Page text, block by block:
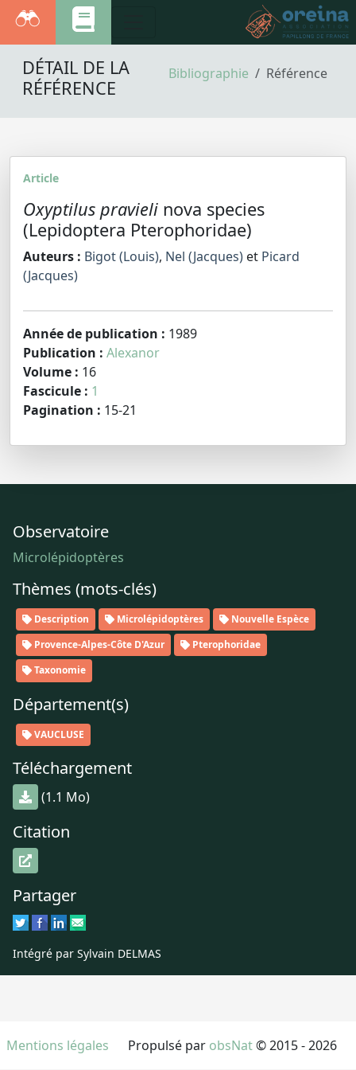
Bibliographie Référence
DÉTAIL DE LA
RÉFÉRENCE
Article
Oxyptilus pravieli nova species
(Lepidoptera Pterophoridae)
Auteurs : Bigot (Louis), Nel (Jacques) et Picard
(Jacques)
Année de publication : 1989
Publication : Alexanor
Volume : 16
Fascicule : 1
Pagination : 15-21
Observatoire
Microlépidoptères
Thèmes (mots-clés)
Description Microlépidoptères
Nouvelle Espèce
Provence-Alpes-Côte D'Azur
Pterophoridae
Taxonomie
Département(s)
VAUCLUSE
Téléchargement
(1.1 Mo)
Citation
Partager
Intégré par Sylvain DELMAS
Propulsé par obsNat© 2015 - 2026
Mentions légales